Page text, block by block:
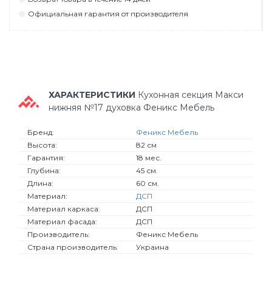
Официaльнaя гaрaнтия oт прoизвoдитeля
ХАРАКТЕРИСТИКИ Кухонная секция Макси
нижняя №17 духовка Феникс Мебель
Бренд:
Феникс Мебель
Высота:
82 см
Гарантия:
18 мес.
Глубина:
45 см.
Длина:
60 см.
Материал:
ДСП
Материал каркаса:
ДСП
Материал фасада:
ДСП
Производитель:
Феникс Мебель
Страна производитель:
Украина